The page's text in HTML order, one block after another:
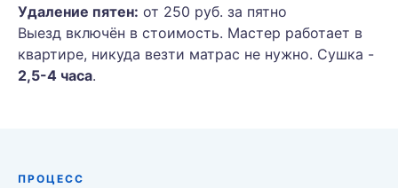
Удаление пятен: от 250 руб. за пятно
Выезд включён в стоимость. Мастер работает в
квартире, никуда везти матрас не нужно. Сушка -
2,5-4 часа.
ПРОЦЕСС